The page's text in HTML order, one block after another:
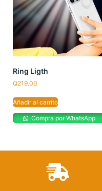
Ring Ligth
Q219.00
Añadir al carrito
Compra por WhatsApp